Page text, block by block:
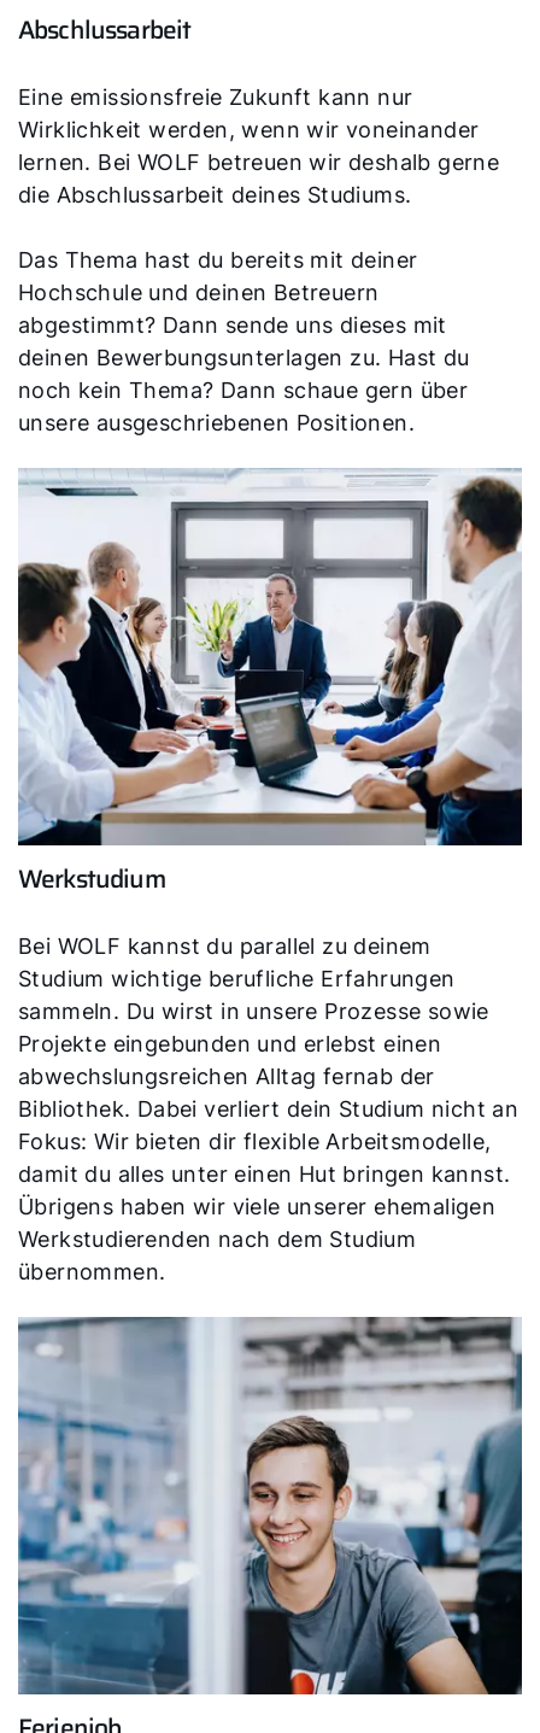
Abschlussarbeit
Eine emissionsfreie Zukunft kann nur
Wirklichkeit werden, wenn wir voneinander
lernen. Bei WOLF betreuen wir deshalb gerne
die Abschlussarbeit deines Studiums.
Das Thema hast du bereits mit deiner
Hochschule und deinen Betreuern
abgestimmt? Dann sende uns dieses mit
deinen Bewerbungsunterlagen zu. Hast du
noch kein Thema? Dann schaue gern über
unsere ausgeschriebenen Positionen.
Werkstudium
Bei WOLF kannst du parallel zu deinem
Studium wichtige berufliche Erfahrungen
sammeln. Du wirst in unsere Prozesse sowie
Projekte eingebunden und erlebst einen
abwechslungsreichen Alltag fernab der
Bibliothek. Dabei verliert dein Studium nicht an
Fokus: Wir bieten dir flexible Arbeitsmodelle,
damit du alles unter einen Hut bringen kannst.
Übrigens haben wir viele unserer ehemaligen
Werkstudierenden nach dem Studium
übernommen.
Servus!
Wie können wir Ihnen helfen?
Service kontaktieren
Fachhandwerker finden
Wichtige Links
5 Jahre Garantie
Karriere
Privatkunden-Downloads